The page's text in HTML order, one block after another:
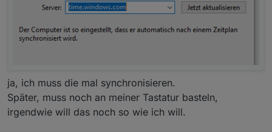
ja, ich muss die mal synchronisieren.
Später, muss noch an meiner Tastatur basteln,
irgendwie will das noch so wie ich will.